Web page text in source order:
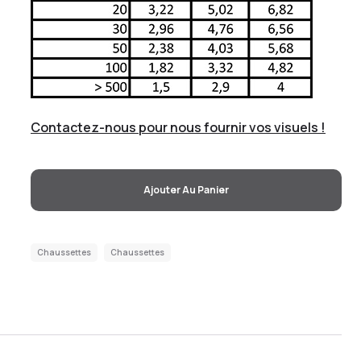
Contactez-nous pour nous fournir vos visuels !
Ajouter Au Panier
Chaussettes Chaussettes